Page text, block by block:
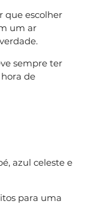
que escolher
um ar
sempre ter
de
azul celeste e
para uma